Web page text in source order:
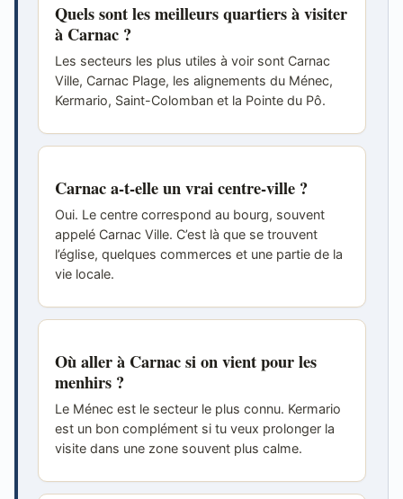
Quels sont les meilleurs quartiers à visiter
à Carnac ?
Les secteurs les plus utiles à voir sont Carnac
Ville, Carnac Plage, les alignements du Ménec,
Kermario, Saint-Colomban et la Pointe du Pô.
Carnac a-t-elle un vrai centre-ville ?
Oui. Le centre correspond au bourg, souvent
appelé Carnac Ville. C’est là que se trouvent
l’église, quelques commerces et une partie de la
vie locale.
Où aller à Carnac si on vient pour les
menhirs ?
Le Ménec est le secteur le plus connu. Kermario
est un bon complément si tu veux prolonger la
visite dans une zone souvent plus calme.